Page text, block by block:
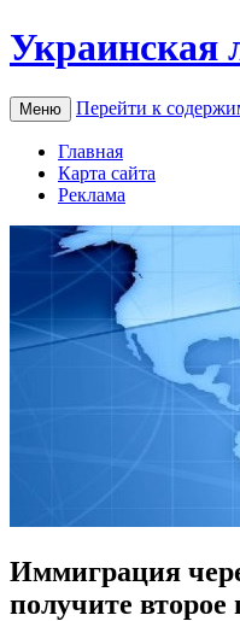
Украинская
Меню Перейти к
Главная
Карта сайта
Реклама
Иммиграция
получите второе